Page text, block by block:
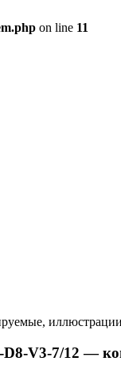
on line 11
V3-7/12 —